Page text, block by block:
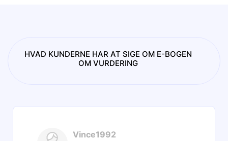
HVAD KUNDERNE HAR AT SIGE OM E-BOGEN
OM VURDERING
Vince1992